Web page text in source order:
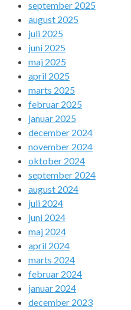
september 2025
august 2025
juli 2025
juni 2025
maj 2025
april 2025
marts 2025
februar 2025
januar 2025
december 2024
november 2024
oktober 2024
september 2024
august 2024
juli 2024
juni 2024
maj 2024
april 2024
marts 2024
februar 2024
januar 2024
december 2023